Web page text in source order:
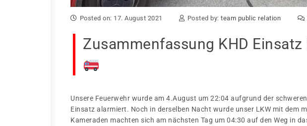
Posted on: 17. August 2021 Posted by: team public relation
Zusammenfassung KHD
Unsere Feuerwehr wurde am 4.August um 22:04 aufgrund der
Einsatz alarmiert. Noch in derselben Nacht wurde unser LKW mit dem
Kameraden machten sich am nächsten Tag um 04:30 auf den Weg in